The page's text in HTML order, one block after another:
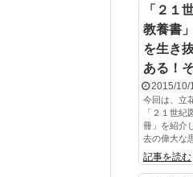
「２１
教養書
を生き
ある！
2015/10/
今回は、立
「２１世
冊」を紹介
去の偉大な
記事を読む